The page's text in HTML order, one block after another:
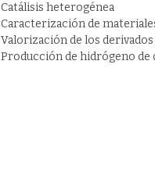
Catálisis heterogénea
Caracterización de
Valorización de los derivados
Producción de hidrógeno de